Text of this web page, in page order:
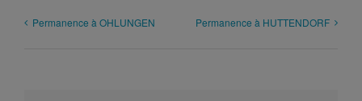
Permanence à OHLUNGEN Permanence à HUTTENDORF